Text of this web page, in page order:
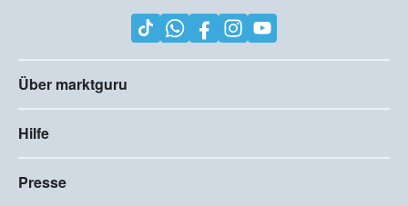
Über marktguru
Hilfe
Presse